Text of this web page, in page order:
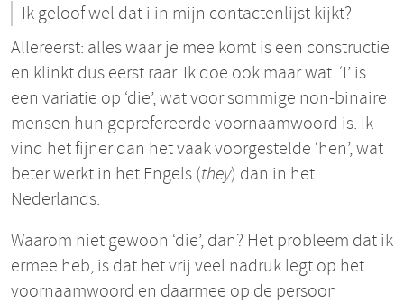
Ik geloof wel dat i in mijn contactenlijst kijkt?
Allereerst: alles waar je mee komt is een constructie
en klinkt dus eerst raar. Ik doe ook maar wat. ‘I’ is
een variatie op ‘die’, wat voor sommige non-binaire
mensen hun geprefereerde voornaamwoord is. Ik
vind het fijner dan het vaak voorgestelde ‘hen’, wat
beter werkt in het Engels (they) dan in het
Nederlands.
Waarom niet gewoon ‘die’, dan? Het probleem dat ik
ermee heb, is dat het vrij veel nadruk legt op het
voornaamwoord en daarmee op de persoon